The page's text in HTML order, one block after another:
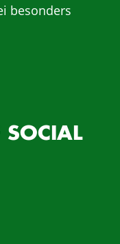
besonders
SOCIAL